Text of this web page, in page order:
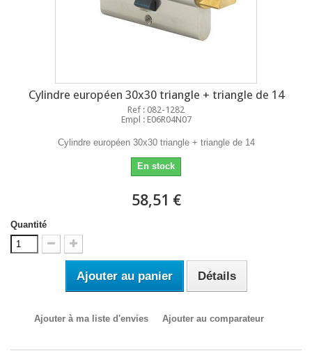
Cylindre européen 30x30 triangle + triangle de 14
Ref : 082-1282
Empl : E06R04N07
Cylindre européen 30x30 triangle + triangle de 14
En stock
58,51 €
Quantité
Ajouter au panier Détails
Ajouter à ma liste d'envies Ajouter au comparateur